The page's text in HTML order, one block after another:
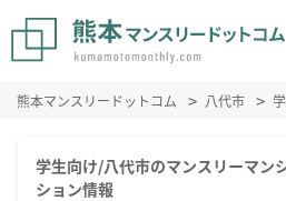
熊本マンスリードットコム 八代市
学生向け/八代市のマンスリーマン
ション情報